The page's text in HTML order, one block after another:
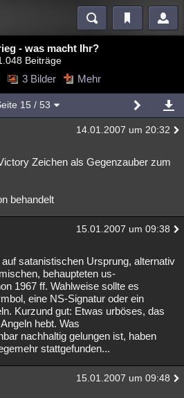
Blogs Videos
Mystery Kriminalfälle
Technologie Ufologie
Literatur
Gruppen Gaming
Allmystery English
Alle Neue
- was macht Ihr?
Beiträge
3 Bilder Mehr
15 / 53
14.01.2007 um 20:32
Zeichen als Gegenzauber zum
behandelt
15.01.2007 um 09:38
satanistischen Ursprung, alternativ
behaupteten us-
1967 ff. Wahlweise sollte es
eine NS-Signatur oder ein
Kurzund gut: Etwas urböses, das
hebt. Was
nachhaltig gelungen ist, haben
stattgefunden...
15.01.2007 um 09:48